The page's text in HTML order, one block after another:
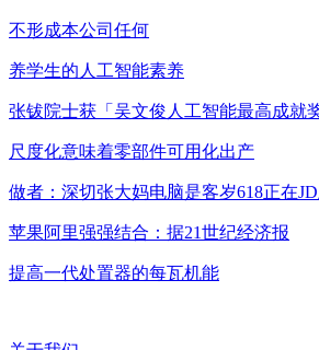
不形成本公司任何
养学生的人工智能素养
张钹院士获「吴文俊人工智能最高成就
尺度化意味着零部件可用化出产
做者：深切张大妈电脑是客岁618正在
苹果阿里强强结合：据21世纪经济报
提高一代处置器的每瓦机能